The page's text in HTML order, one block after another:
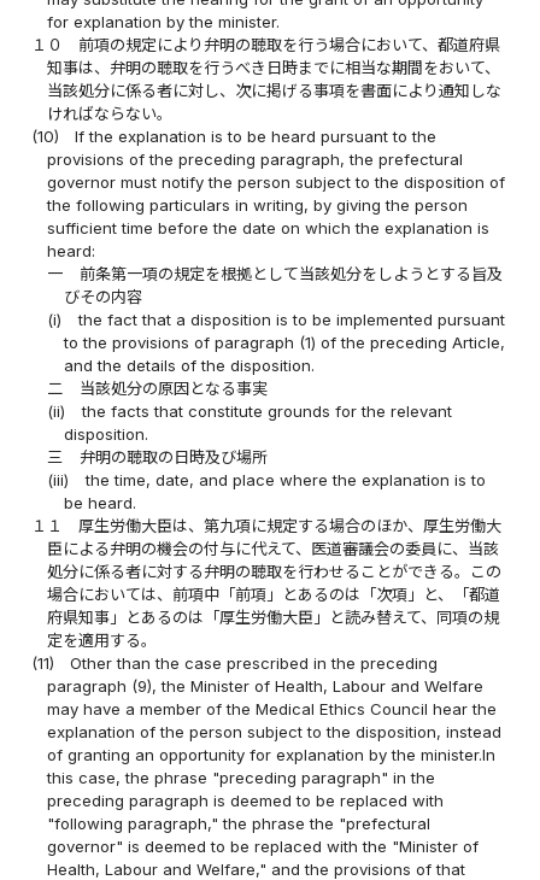
for explanation by the minister.
１０
前項の規定により弁明の聴取を行う場合において、都道府県
知事は、弁明の聴取を行うべき日時までに相当な期間をおいて、
当該処分に係る者に対し、次に掲げる事項を書面により通知しな
ければならない。
(10)
If the explanation is to be heard pursuant to the
provisions of the preceding paragraph, the prefectural
governor must notify the person subject to the disposition of
the following particulars in writing, by giving the person
sufficient time before the date on which the explanation is
heard:
一
前条第一項の規定を根拠として当該処分をしようとする旨及
びその内容
(i)
the fact that a disposition is to be implemented pursuant
to the provisions of paragraph (1) of the preceding Article,
and the details of the disposition.
二
当該処分の原因となる事実
(ii)
the facts that constitute grounds for the relevant
disposition.
三
弁明の聴取の日時及び場所
(iii)
the time, date, and place where the explanation is to
be heard.
１１
厚生労働大臣は、第九項に規定する場合のほか、厚生労働大
臣による弁明の機会の付与に代えて、医道審議会の委員に、当該
処分に係る者に対する弁明の聴取を行わせることができる。この
場合においては、前項中「前項」とあるのは「次項」と、「都道
府県知事」とあるのは「厚生労働大臣」と読み替えて、同項の規
定を適用する。
(11)
Other than the case prescribed in the preceding
paragraph (9), the Minister of Health, Labour and Welfare
may have a member of the Medical Ethics Council hear the
explanation of the person subject to the disposition, instead
of granting an opportunity for explanation by the minister.In
this case, the phrase "preceding paragraph" in the
preceding paragraph is deemed to be replaced with
"following paragraph," the phrase the "prefectural
governor" is deemed to be replaced with the "Minister of
Health, Labour and Welfare," and the provisions of that